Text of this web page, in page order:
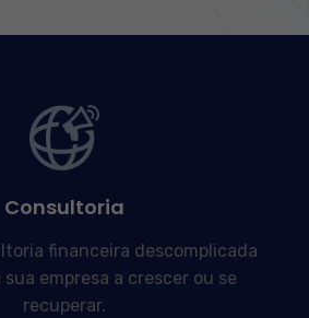
Consultoria
financeira descomplicada
empresa a crescer ou se
recuperar.